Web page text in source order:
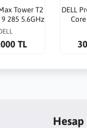
Tower T2
285 5.6GHz
SSD RTX
TL
DELL
Hesap